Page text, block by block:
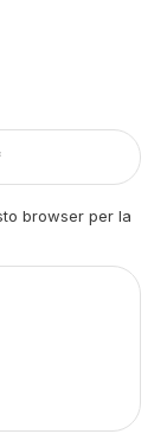
browser per la